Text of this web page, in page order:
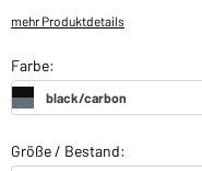
mehr Produktdetails